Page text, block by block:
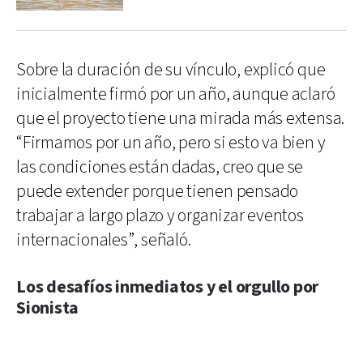
Sobre la duración de su vínculo, explicó que
inicialmente firmó por un año, aunque aclaró
que el proyecto tiene una mirada más extensa.
“Firmamos por un año, pero si esto va bien y
las condiciones están dadas, creo que se
puede extender porque tienen pensado
trabajar a largo plazo y organizar eventos
internacionales”, señaló.
Los desafíos inmediatos y el orgullo por
Sionista